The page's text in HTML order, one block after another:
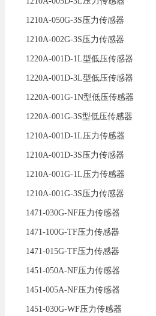
1210A-050G-3S压力传感器
1210A-002G-3S压力传感器
1220A-001D-1L型低压传感器
1220A-001D-3L型低压传感器
1220A-001G-1N型低压传感器
1220A-001G-3S型低压传感器
1210A-001D-1L压力传感器
1210A-001D-3S压力传感器
1210A-001G-1L压力传感器
1210A-001G-3S压力传感器
1471-030G-NF压力传感器
1471-100G-TF压力传感器
1471-015G-TF压力传感器
1451-050A-NF压力传感器
1451-005A-NF压力传感器
1451-030G-WF压力传感器